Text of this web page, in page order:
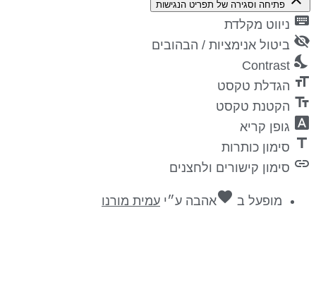
פתיחה וסגירה של תפריט הנגישות
ניווט מקלדת
ביטול אנימציות / הבהובים
Contrast
הגדלת טקסט
הקטנת טקסט
גופן קריא
סימון כותרות
סימון קישורים ולחצנים
מופעל בfavoriteאהבהע״יעמית מורנו